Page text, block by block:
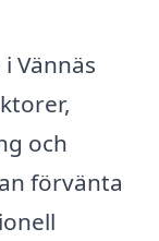
Vännäs
och
förvänta